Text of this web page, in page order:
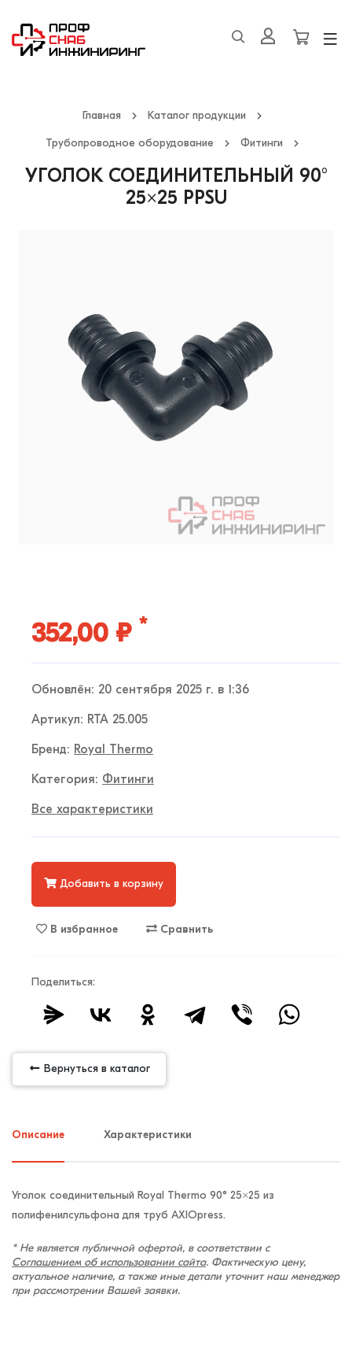
Главная Каталог продукции
Трубопроводное оборудование Фитинги
УГОЛОК СОЕДИНИТЕЛЬНЫЙ 90°
25×25 PPSU
352,00 ₽ *
Обновлён: 20 сентября 2025 г. в 1:36
Артикул: RTA 25.005
Бренд: Royal Thermo
Категория: Фитинги
Все характеристики
Добавить в корзину
В избранное Сравнить
Поделиться:
Вернуться в каталог
Описание Характеристики
Уголок соединительный Royal Thermo 90° 25×25 из
полифенилсульфона для труб AXIOpress.
* Не является публичной офертой, в соответствии с
Соглашением об использовании сайта. Фактическую цену,
актуальное наличие, а также иные детали уточнит наш менеджер
при рассмотрении Вашей заявки.